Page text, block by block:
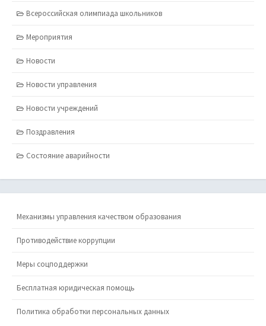
Всероссийская олимпиада школьников
Мероприятия
Новости
Новости управления
Новости учреждений
Поздравления
Состояние аварийности
Механизмы управления качеством образования
Противодействие коррупции
Меры соцподдержки
Бесплатная юридическая помощь
Политика обработки персональных данных